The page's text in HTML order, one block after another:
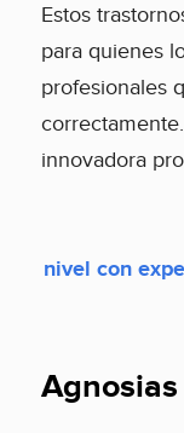
Estos
para quienes
profesionales
innovadora
nivel con
Agnosias